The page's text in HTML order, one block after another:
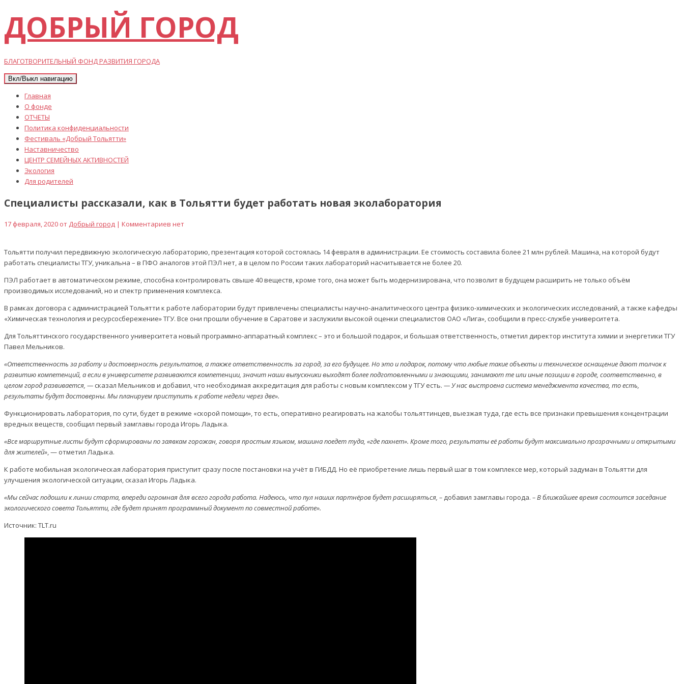
ДОБРЫЙ ГОРОД
БЛАГОТВОРИТЕЛЬНЫЙ ФОНД РАЗВИТИЯ ГОРОДА
Вкл/Выкл навигацию
Главная
О фонде
ОТЧЕТЫ
Политика конфиденциальности
Фестиваль «Добрый Тольятти»
Наставничество
ЦЕНТР СЕМЕЙНЫХ АКТИВНОСТЕЙ
Экология
Для родителей
Специалисты рассказали, как в Тольятти будет работать новая эколаборатория
17 февраля, 2020 от Добрый город | Комментариев нет
Тольятти получил передвижную экологическую лабораторию, презентация которой состоялась 14 февраля в администрации. Ее стоимость составила более 21 млн рублей. Машина, на которой будут
работать специалисты ТГУ, уникальна – в ПФО аналогов этой ПЭЛ нет, а в целом по России таких лабораторий насчитывается не более 20.
ПЭЛ работает в автоматическом режиме, способна контролировать свыше 40 веществ, кроме того, она может быть модернизирована, что позволит в будущем расширить не только объём
производимых исследований, но и спектр применения комплекса.
В рамках договора с администрацией Тольятти к работе лаборатории будут привлечены специалисты научно-аналитического центра физико-химических и экологических исследований, а также кафедры
«Химическая технология и ресурсосбережение» ТГУ. Все они прошли обучение в Саратове и заслужили высокой оценки специалистов ОАО «Лига», сообщили в пресс-службе университета.
Для Тольяттинского государственного университета новый программно-аппаратный комплекс – это и большой подарок, и большая ответственность, отметил директор института химии и энергетики ТГУ
Павел Мельников.
«Ответственность за работу и достоверность результатов, а также ответственность за город, за его будущее. Но это и подарок, потому что любые такие объекты и техническое оснащение дают толчок к
развитию компетенций, а если в университете развиваются компетенции, значит наши выпускники выходят более подготовленными и знающими, занимают те или иные позиции в городе, соответственно, в
целом город развивается, — сказал Мельников и добавил, что необходимая аккредитация для работы с новым комплексом у ТГУ есть. — У нас выстроена система менеджмента качества, то есть,
результаты будут достоверны. Мы планируем приступить к работе недели через две».
Функционировать лаборатория, по сути, будет в режиме «скорой помощи», то есть, оперативно реагировать на жалобы тольяттинцев, выезжая туда, где есть все признаки превышения концентрации
вредных веществ, сообщил первый замглавы города Игорь Ладыка.
«Все маршрутные листы будут сформированы по заявкам горожан, говоря простым языком, машина поедет туда, «где пахнет». Кроме того, результаты её работы будут максимально прозрачными и открытыми
для жителей», — отметил Ладыка.
К работе мобильная экологическая лаборатория приступит сразу после постановки на учёт в ГИБДД. Но её приобретение лишь первый шаг в том комплексе мер, который задуман в Тольятти для
улучшения экологической ситуации, сказал Игорь Ладыка.
«Мы сейчас подошли к линии старта, впереди огромная для всего города работа. Надеюсь, что пул наших партнёров будет расширяться, – добавил замглавы города. – В ближайшее время состоится заседание
экологического совета Тольятти, где будет принят программный документ по совместной работе».
Источник: TLT.ru